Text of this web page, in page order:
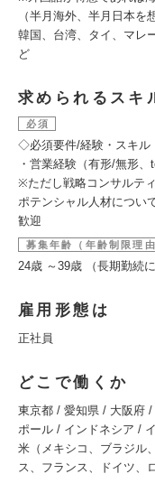
（半月海外、半月日本を
韓国、台湾、タイ、マレ
ど
求められるスキ
必須
◇必須要件/経験・スキル
・営業経験（有形/無形、
※ただし戦略コンサルテ
ポテンシャル人材につい
歓迎
募集年齢（年齢制限理由
24歳 ～39歳 （長期勤続
雇用形態は
正社員
どこで働くか
東京都 / 愛知県 / 大阪府
ポール / インドネシア /
米（メキシコ、ブラジル
ス、フランス、ドイツ、